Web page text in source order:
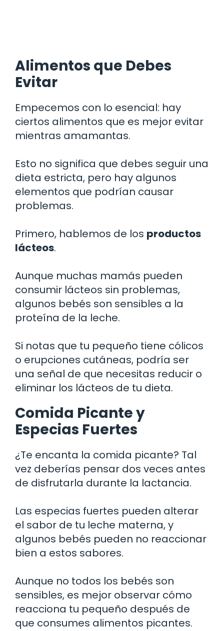
Alimentos que Debes
Evitar
Empecemos con lo esencial: hay
ciertos alimentos que es mejor evitar
mientras amamantas.
Esto no significa que debes seguir una
dieta estricta, pero hay algunos
elementos que podrían causar
problemas.
Primero, hablemos de los productos
lácteos.
Aunque muchas mamás pueden
consumir lácteos sin problemas,
algunos bebés son sensibles a la
proteína de la leche.
Si notas que tu pequeño tiene cólicos
o erupciones cutáneas, podría ser
una señal de que necesitas reducir o
eliminar los lácteos de tu dieta.
Comida Picante y
Especias Fuertes
¿Te encanta la comida picante? Tal
vez deberías pensar dos veces antes
de disfrutarla durante la lactancia.
Las especias fuertes pueden alterar
el sabor de tu leche materna, y
algunos bebés pueden no reaccionar
bien a estos sabores.
Aunque no todos los bebés son
sensibles, es mejor observar cómo
reacciona tu pequeño después de
que consumes alimentos picantes.